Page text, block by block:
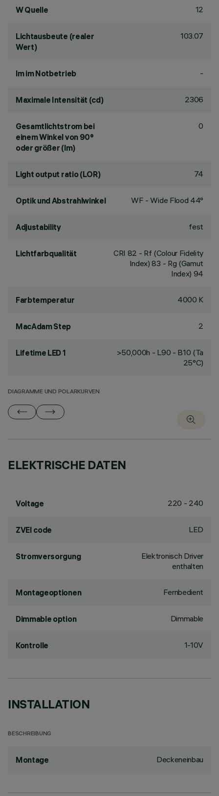
W Quelle 12
Lichtausbeute (realer
Wert)
103.07
lm im Notbetrieb -
Maximale Intensität (cd) 2306
Gesamtlichtstrom bei
einem Winkel von 90°
oder größer (lm)
0
Light output ratio (LOR) 74
Optik und Abstrahlwinkel WF - Wide Flood 44°
Adjustability fest
Lichtfarbqualität CRI 82 - Rf (Colour Fidelity
Index) 83 - Rg (Gamut
Index) 94
Farbtemperatur 4000 K
MacAdam Step 2
Lifetime LED 1
>50,000h - L90 - B10 (Ta
25°C)
DIAGRAMME UND POLARKURVEN
ELEKTRISCHE DATEN
Voltage 220 - 240
ZVEI code LED
Stromversorgung
Elektronisch Driver
enthalten
Montageoptionen Fernbedient
Dimmable option Dimmable
Kontrolle 1-10V
INSTALLATION
BESCHREIBUNG
Montage Deckeneinbau